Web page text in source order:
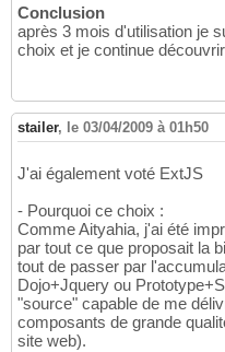
Conclusion
après 3 mois d'utilisation je
choix et je continue
stailer, le 03/04/2009 à 01h50
J'ai également voté ExtJS
- Pourquoi ce choix :
Comme Aityahia, j'ai été
par tout ce que proposait la
tout de passer par
Dojo+Jquery ou
"source" capable de me
composants de grande
site web).